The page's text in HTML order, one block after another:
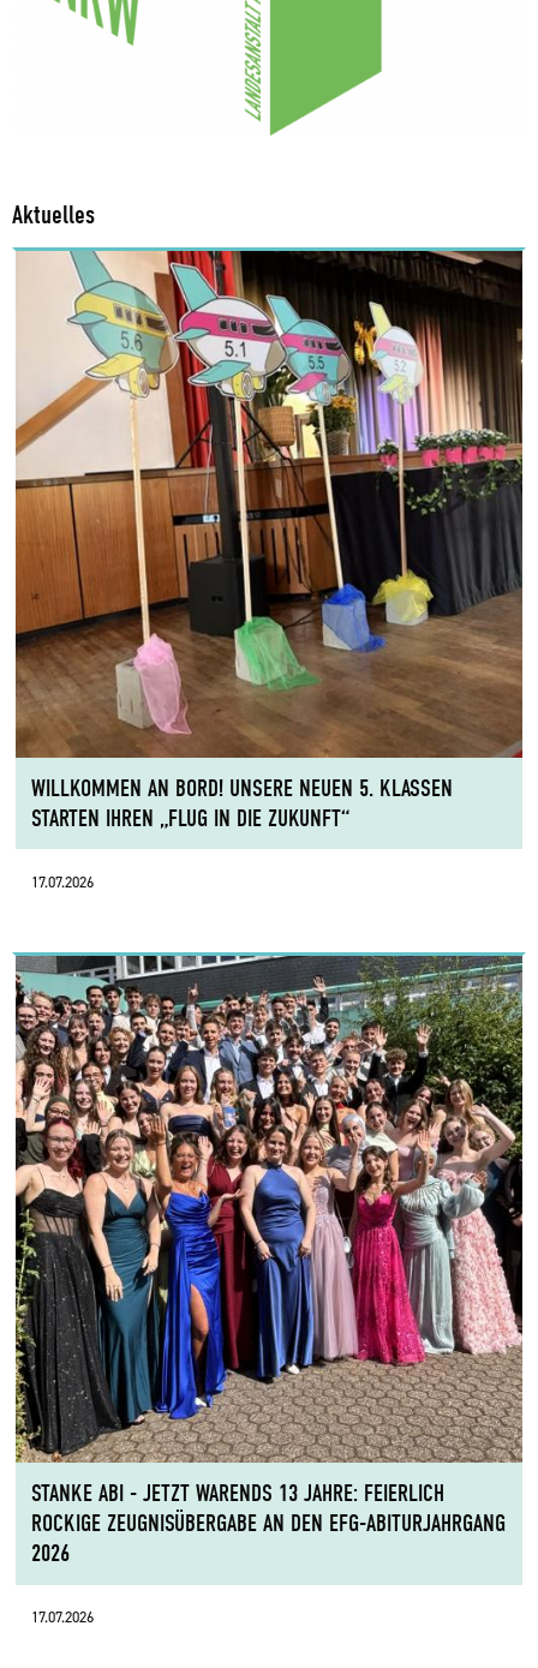
Aktuelles
WILLKOMMEN AN BORD! UNSERE NEUEN 5. KLASSEN
STARTEN IHREN „FLUG IN DIE ZUKUNFT“
17.07.2026
STANKE ABI - JETZT WARENDS 13 JAHRE: FEIERLICH
ROCKIGE ZEUGNISÜBERGABE AN DEN EFG-ABITURJAHRGANG
2026
17.07.2026